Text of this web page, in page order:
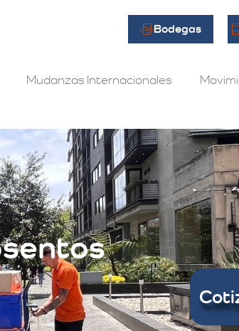
Bodegas
Mudanzas Internacionales